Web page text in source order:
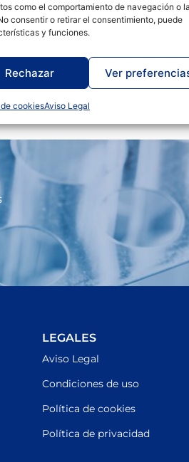
como el comportamiento de navegación o
consentir o retirar el consentimiento, puede
y funciones.
Rechazar Ver
cookiesAviso Legal
boletín de
LEGALES
Aviso Legal
Condiciones de uso
Política de cookies
Política de privacidad